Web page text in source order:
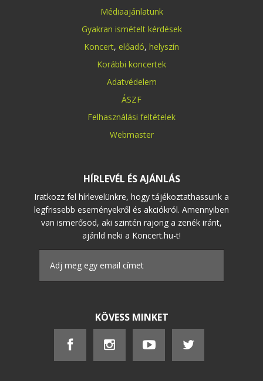
Médiaajánlatunk
Gyakran ismételt kérdések
Koncert, előadó, helyszín
Korábbi koncertek
Adatvédelem
ÁSZF
Felhasználási feltételek
Webmaster
HÍRLEVÉL ÉS AJÁNLÁS
Iratkozz fel hírlevelünkre, hogy tájékoztathassunk a
legfrissebb eseményekről és akciókról. Amennyiben
van ismerősöd, aki szintén rajong a zenék iránt,
ajánld neki a Koncert.hu-t!
KÖVESS MINKET